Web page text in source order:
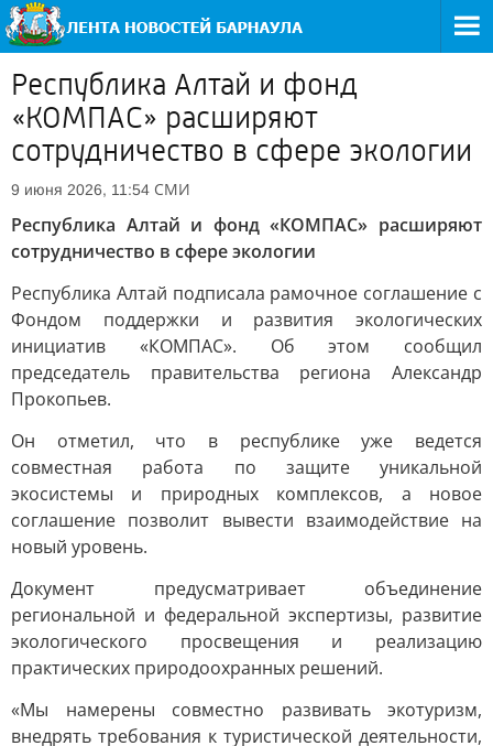
Республика Алтай и фонд
«КОМПАС» расширяют
сотрудничество в сфере экологии
9 июня 2026, 11:54 СМИ
Республика Алтай и фонд «КОМПАС» расширяют
сотрудничество в сфере экологии
Республика Алтай подписала рамочное соглашение с
Фондом поддержки и развития экологических
инициатив «КОМПАС». Об этом сообщил
председатель правительства региона Александр
Прокопьев.
Он отметил, что в республике уже ведется
совместная работа по защите уникальной
экосистемы и природных комплексов, а новое
соглашение позволит вывести взаимодействие на
новый уровень.
Документ предусматривает объединение
региональной и федеральной экспертизы, развитие
экологического просвещения и реализацию
практических природоохранных решений.
«Мы намерены совместно развивать экотуризм,
внедрять требования к туристической деятельности,